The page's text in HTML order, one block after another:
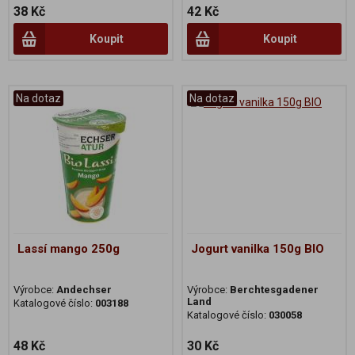
38 Kč
Koupit
42 Kč
Koupit
Na dotaz
Lassí mango 250g
Výrobce: Andechser
Katalogové číslo: 003188
48 Kč
Na dotaz
Jogurt vanilka 150g BIO
Výrobce: Berchtesgadener
Land
Katalogové číslo: 030058
30 Kč